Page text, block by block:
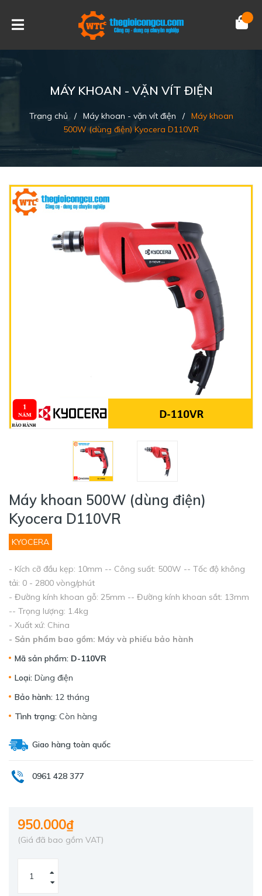
MÁY KHOAN - VẶN VÍT ĐIỆN
Trang chủ / Máy khoan - vặn vít điện / Máy khoan
500W (dùng điện) Kyocera D110VR
Máy khoan 500W (dùng điện)
Kyocera D110VR
KYOCERA
- Kích cỡ đầu kẹp: 10mm -- Công suất: 500W -- Tốc độ không
tải: 0 - 2800 vòng/phút
- Đường kính khoan gỗ: 25mm -- Đường kính khoan sắt: 13mm
-- Trọng lượng: 1.4kg
- Xuất xứ: China
- Sản phẩm bao gồm: Máy và phiếu bảo hành
Mã sản phẩm: D-110VR
Loại: Dùng điện
Bảo hành: 12 tháng
Tình trạng: Còn hàng
Giao hàng toàn quốc
0961 428 377
950.000₫
(Giá đã bao gồm VAT)